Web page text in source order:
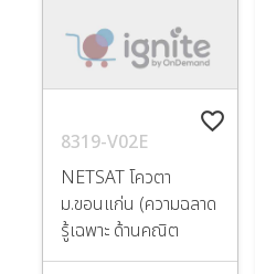
favorite_border
8319-V02E
NETSAT โควตา
ม.ขอนแก่น (ความฉลาด
รู้เฉพาะ ด้านคณิต